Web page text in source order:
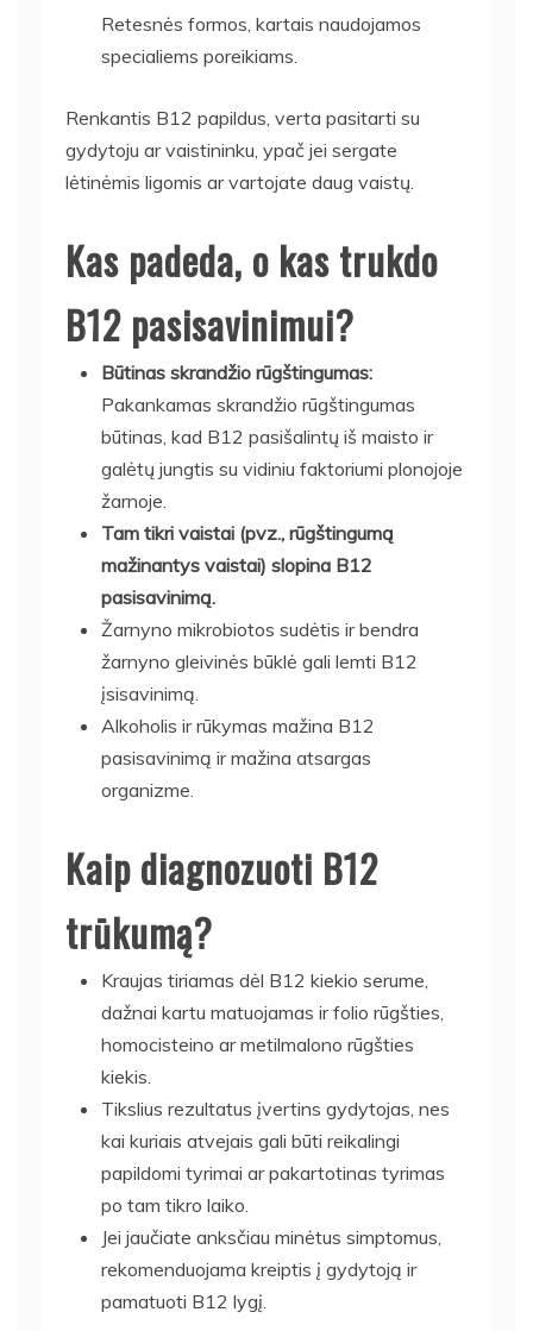
Retesnės formos, kartais naudojamos
specialiems poreikiams.
Renkantis B12 papildus, verta pasitarti su
gydytoju ar vaistininku, ypač jei sergate
lėtinėmis ligomis ar vartojate daug vaistų.
Kas padeda, o kas trukdo
B12 pasisavinimui?
Būtinas skrandžio rūgštingumas:
Pakankamas skrandžio rūgštingumas
būtinas, kad B12 pasišalintų iš maisto ir
galėtų jungtis su vidiniu faktoriumi plonojoje
žarnoje.
Tam tikri vaistai (pvz., rūgštingumą
mažinantys vaistai) slopina B12
pasisavinimą.
Žarnyno mikrobiotos sudėtis ir bendra
žarnyno gleivinės būklė gali lemti B12
įsisavinimą.
Alkoholis ir rūkymas mažina B12
pasisavinimą ir mažina atsargas
organizme.
Kaip diagnozuoti B12
trūkumą?
Kraujas tiriamas dėl B12 kiekio serume,
dažnai kartu matuojamas ir folio rūgšties,
homocisteino ar metilmalono rūgšties
kiekis.
Tikslius rezultatus įvertins gydytojas, nes
kai kuriais atvejais gali būti reikalingi
papildomi tyrimai ar pakartotinas tyrimas
po tam tikro laiko.
Jei jaučiate anksčiau minėtus simptomus,
rekomenduojama kreiptis į gydytoją ir
pamatuoti B12 lygį.